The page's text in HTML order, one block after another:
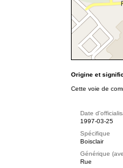
Origine et
Cette voie de
Date
1997-03-25
Spécifique
Boisclair
Générique
Rue